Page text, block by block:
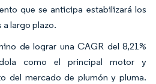
que se anticipa estabilizará los
largo plazo.
de lograr una CAGR del 8,21%
como el principal motor y
del mercado de plumón y pluma.